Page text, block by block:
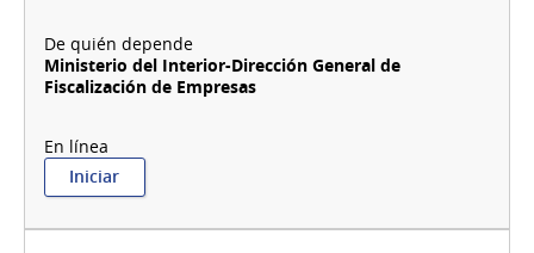
Ministerio del Interior-Dirección General de
Fiscalización de Empresas
Iniciar:
Baja